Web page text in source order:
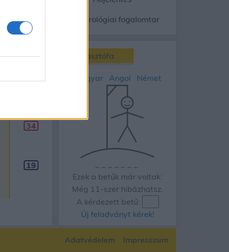
Légnyomás Meteorológiai fogalomtar
90napos
34
19
Akasztófa
Magyar Angol Német
Ezek a betűk már voltak:
Még 11-szer hibázhatsz.
A kérdezett betű:
Új feladványt kérek!
Adatvédelem Impresszum